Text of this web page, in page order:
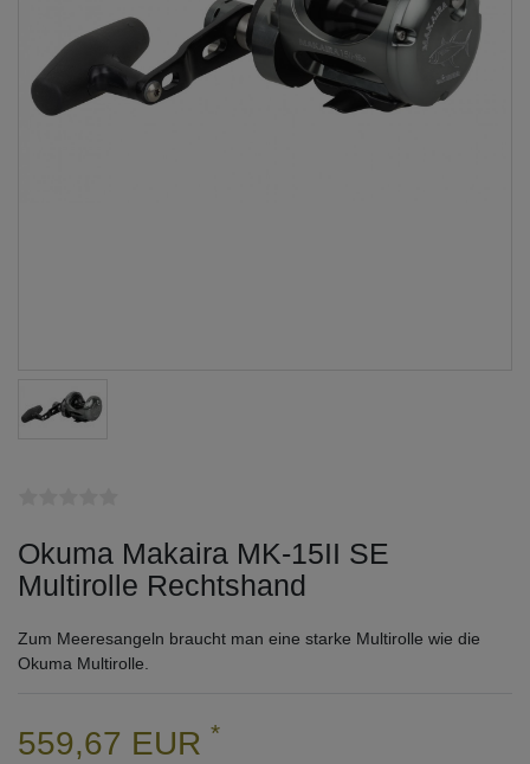
Okuma Makaira MK-15II SE
Multirolle Rechtshand
Zum Meeresangeln braucht man eine starke Multirolle wie die
Okuma Multirolle.
559,67 EUR *